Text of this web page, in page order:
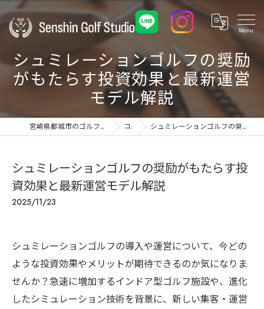
シュミレーションゴルフの奨励
がもたらす投資効果と最新運営
モデル解説
宮崎県都城市のゴルフ練習場ならSenshin Golf Studio 24 コラム シュミレーションゴルフの奨励がもたらす投資効果と最新運営モデル解説
シュミレーションゴルフの奨励がもたらす投
資効果と最新運営モデル解説
2025/11/23
シュミレーションゴルフの導入や運営について、今どの
ような投資効果やメリットが期待できるのか気になりま
せんか？急速に増加するインドア型ゴルフ施設や、進化
したシミュレーション技術を背景に、新しい集客・運営